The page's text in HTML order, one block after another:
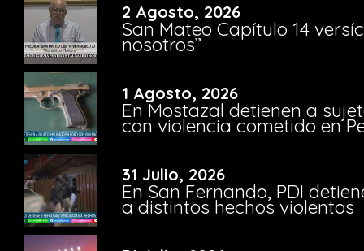
2 Agosto, 2026
San Mateo Capítulo 14
nosotros”
1 Agosto, 2026
En Mostazal detienen a
con violencia cometido en
31 Julio, 2026
En San Fernando, PDI
a distintos hechos violentos